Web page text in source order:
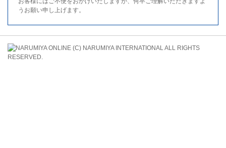
うお願い申し上げます。